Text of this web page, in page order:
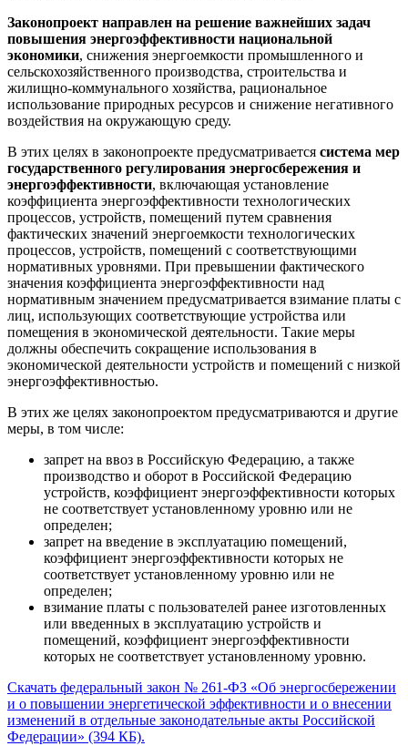
Законопроект направлен на решение важнейших задач
повышения энергоэффективности национальной
экономики, снижения энергоемкости промышленного и
сельскохозяйственного производства, строительства и
жилищно-коммунального хозяйства, рациональное
использование природных ресурсов и снижение негативного
воздействия на окружающую среду.
В этих целях в законопроекте предусматривается система мер
государственного регулирования энергосбережения и
энергоэффективности, включающая установление
коэффициента энергоэффективности технологических
процессов, устройств, помещений путем сравнения
фактических значений энергоемкости технологических
процессов, устройств, помещений с соответствующими
нормативных уровнями. При превышении фактического
значения коэффициента энергоэффективности над
нормативным значением предусматривается взимание платы с
лиц, использующих соответствующие устройства или
помещения в экономической деятельности. Такие меры
должны обеспечить сокращение использования в
экономической деятельности устройств и помещений с низкой
энергоэффективностью.
В этих же целях законопроектом предусматриваются и другие
меры, в том числе:
запрет на ввоз в Российскую Федерацию, а также
производство и оборот в Российской Федерацию
устройств, коэффициент энергоэффективности которых
не соответствует установленному уровню или не
определен;
запрет на введение в эксплуатацию помещений,
коэффициент энергоэффективности которых не
соответствует установленному уровню или не
определен;
взимание платы с пользователей ранее изготовленных
или введенных в эксплуатацию устройств и
помещений, коэффициент энергоэффективности
которых не соответствует установленному уровню.
Скачать федеральный закон № 261-ФЗ «Об энергосбережении
и о повышении энергетической эффективности и о внесении
изменений в отдельные законодательные акты Российской
Федерации» (394 КБ).